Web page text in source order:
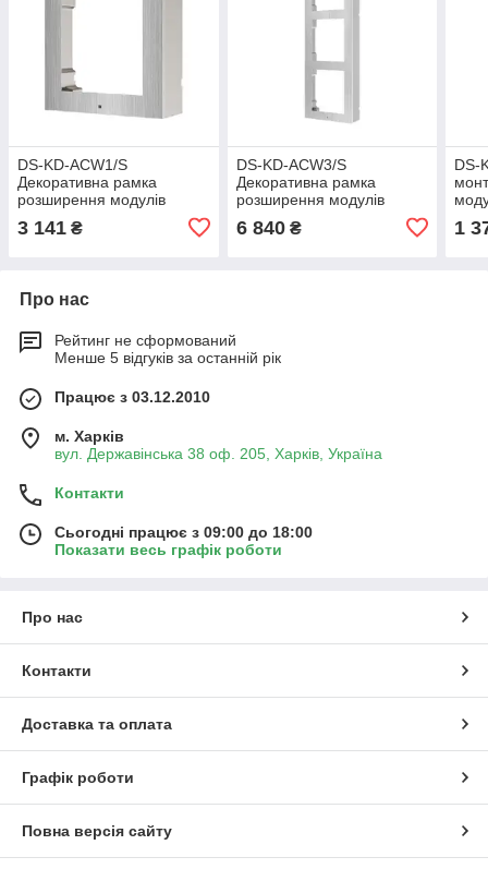
DS-KD-ACW1/S
Декоративна рамка
розширення модулів
3 141 ₴
DS-KD-ACW3/S
Декоративна рамка
розширення модулів
6 840₴
DS-
1
Про нас
Рейтинг не сформований
Менше 5 відгуків за останній рік
Працює з 03.12.2010
м. Харків
вул. Державінська 38 оф. 205, Харків, Україна
Контакти
Сьогодні працює з 09:00 до 18:00
Показати весь графік роботи
Про нас
Контакти
Доставка та оплата
Графік роботи
Повна версія сайту